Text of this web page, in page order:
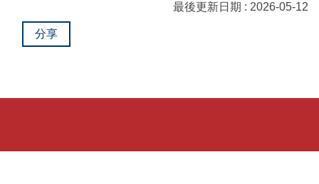
最後更新日期 : 2026-05-12
分享